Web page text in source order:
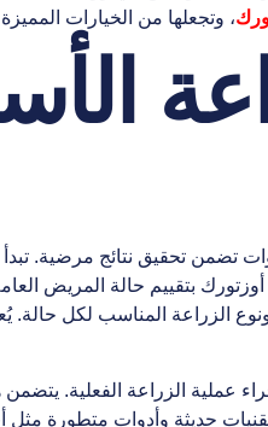
، وتجعلها من الخيارات
تحقيق نتائج مرضية. تبدأ
بتقييم حالة المريض
الزراعة المناسب لكل حالة.
عملية الزراعة الفعلية.
حديثة وأدوات متطورة مثل